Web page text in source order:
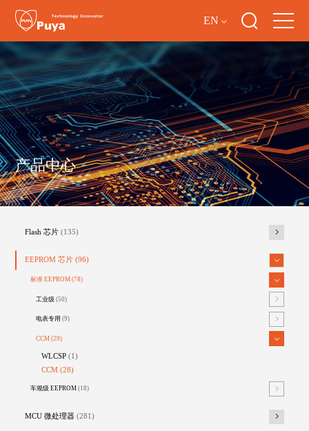
EN
产品中心
Flash 芯片 (135)
EEPROM 芯片 (96)
标准 EEPROM(78)
工业级(50)
电表专用(9)
CCM(29)
WLCSP(1)
CCM(28)
车规级 EEPROM(18)
MCU 微处理器 (281)